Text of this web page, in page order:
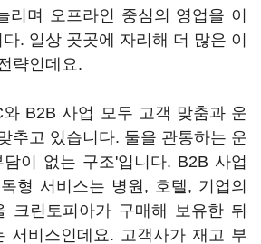
리며 오프라인 중심의 영업을 이
. 일상 곳곳에 자리해 더 많은 이
략인데요.
B2B 사업 모두 고객 맞춤과 운
추고 있습니다. 둘을 관통하는 운
이 없는 구조'입니다. B2B 사업
형 서비스는 병원, 호텔, 기업의
크린토피아가 구매해 보유한 뒤
서비스인데요. 고객사가 재고 부